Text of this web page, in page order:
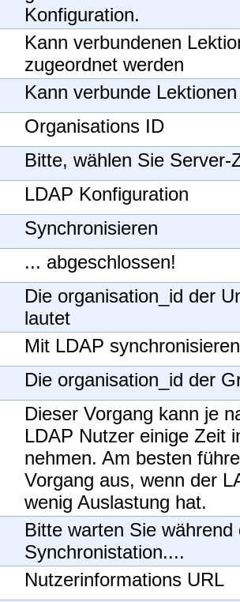
Konfiguration.
Kann verbundenen
zugeordnet werden
Kann verbunde
Organisations ID
Bitte, wählen Sie Server-
LDAP Konfiguration
Synchronisieren
... abgeschlossen!
Die organisation_id der
lautet
Mit LDAP synchronisieren
Die organisation_id der
Dieser Vorgang kann je
LDAP Nutzer einige Zeit
nehmen. Am besten
Vorgang aus, wenn der
wenig Auslastung hat.
Bitte warten Sie während
Synchronistation....
Nutzerinformations URL